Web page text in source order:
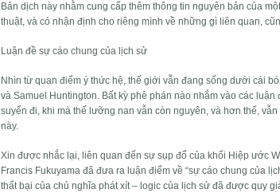
Bản dịch này nhằm cung cấp thêm thông tin nguyên bản của
thuật, và có nhận định cho riêng mình về những gì liên quan,
Luận đề sự cáo chung của lịch sử
Nhìn từ quan điểm ý thức hệ, thế giới vẫn đang sống dưới cái
và Samuel Huntington. Bất kỳ phê phán nào nhắm vào các
suyển đi, khi mà thế lưỡng nan vẫn còn nguyên, và hơn thế,
này.
Xin được nhắc lại, liên quan đến sự sụp đổ của khối Hiệp ước
Francis Fukuyama đã đưa ra luận điểm về “sự cáo chung của
thất bại của chủ nghĩa phát xít – logic của lịch sử đã được quy